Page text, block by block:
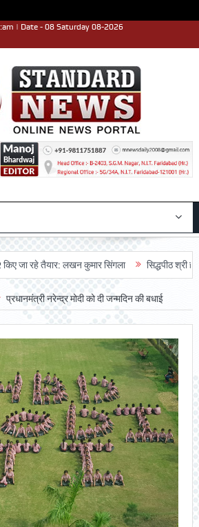
| Date - 08 Saturday 08-2026
रहे तैयार: लखन कुमार सिंगला सिद्धपीठ श्री हनुमान
प्रधानमंत्री नरेन्द्र मोदी को दी जन्मदिन की बधाई